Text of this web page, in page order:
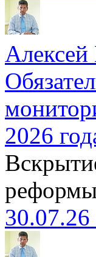
2026
реформы
30.07.26